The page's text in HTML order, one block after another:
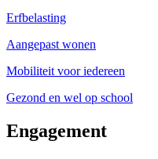
Erfbelasting
Aangepast wonen
Mobiliteit voor iedereen
Gezond en wel op school
Engagement